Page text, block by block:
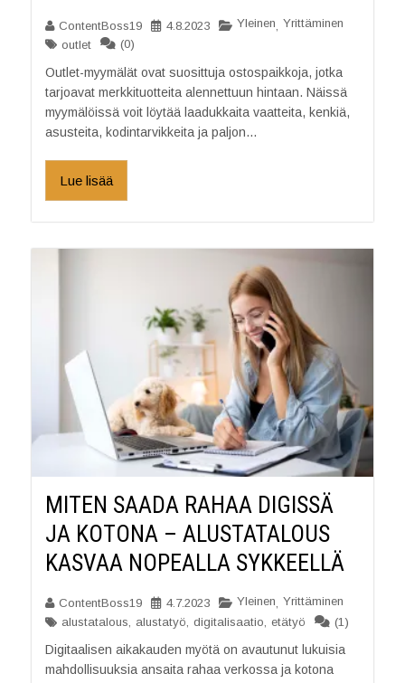
ContentBoss19 4.8.2023 Yleinen Yrittäminen
outlet
(0)
Outlet-myymälät ovat suosittuja ostospaikkoja, jotka
tarjoavat merkkituotteita alennettuun hintaan. Näissä
myymälöissä voit löytää laadukkaita vaatteita, kenkiä,
asusteita, kodintarvikkeita ja paljon...
Lue lisää
MITEN SAADA RAHAA DIGISSÄ
JA KOTONA – ALUSTATALOUS
KASVAA NOPEALLA SYKKEELLÄ
ContentBoss19 4.7.2023 Yleinen, Yrittäminen
alustatalous, alustatyö, digitalisaatio, etätyö (1)
Digitaalisen aikakauden myötä on avautunut lukuisia
mahdollisuuksia ansaita rahaa verkossa ja kotona